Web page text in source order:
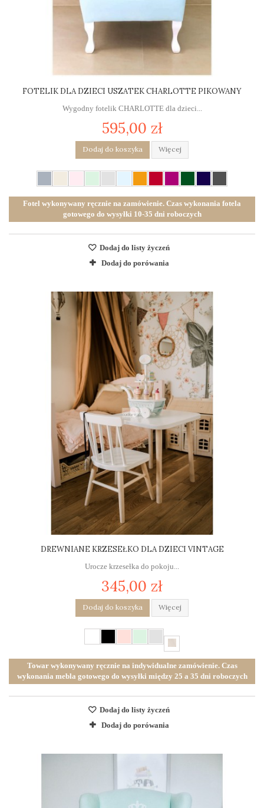
FOTELIK DLA DZIECI USZATEK CHARLOTTE PIKOWANY
Wygodny fotelik CHARLOTTE dla dzieci...
595,00 zł
Dodaj do koszyka Więcej
Fotel wykonywany ręcznie na zamówienie. Czas wykonania fotela
gotowego do wysyłki 10-35 dni roboczych
Dodaj do listy życzeń
Dodaj do porówania
DREWNIANE KRZESEŁKO DLA DZIECI VINTAGE
Urocze krzesełka do pokoju...
345,00 zł
Dodaj do koszyka Więcej
Towar wykonywany ręcznie na indywidualne zamówienie. Czas
wykonania mebla gotowego do wysyłki między 25 a 35 dni roboczych
Dodaj do listy życzeń
Dodaj do porówania